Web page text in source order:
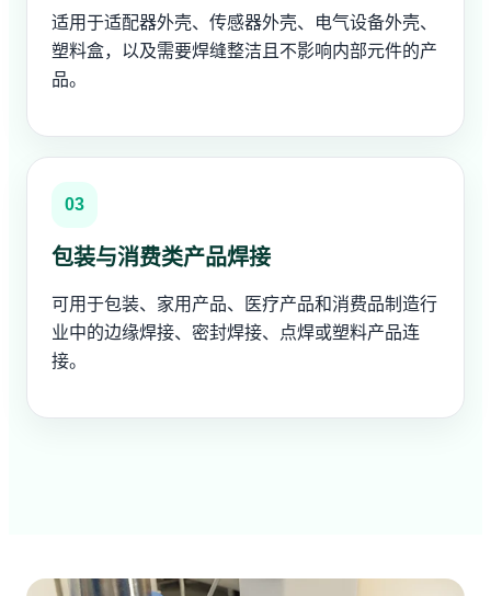
适用于适配器外壳、传感器外壳、电气设备外壳、
塑料盒，以及需要焊缝整洁且不影响内部元件的产
品。
03
包装与消费类产品焊接
可用于包装、家用产品、医疗产品和消费品制造行
业中的边缘焊接、密封焊接、点焊或塑料产品连
接。